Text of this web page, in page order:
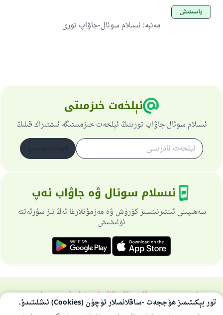
ياسىنىش
مەنبە: ئىسلام سوئال-جاۋاپ تورى
ئېلخەت خىزمىتى
ئىسلام سوئال جاۋاپ تورىنىڭ ئېلخەت خىزمىىتىگە ئىشتىراك قىلىڭ
ئىسلام سوئال ۋە جاۋاب ئەپ
سەھىپىنى ئىنتىرنىتسىز كۆرۈش ۋە مەزمۇنلارغا ئەڭ تىز سۈرئەتتە
ئۈلىشىش
تورسەھىپىسى ھەققىدەباش نازارەتچىخۇسۇسىي سىياسەت
بارلىق ھوقۇق ئىسلام سوئال-جاۋاپ تورىغا مەنسۇپتۇر 1997-2025 ©
تور بېكىتىمىز ھۆججەت -ساقلانمىلار ئۈچۈن (Cookies) ئىشلىتىدۇ.